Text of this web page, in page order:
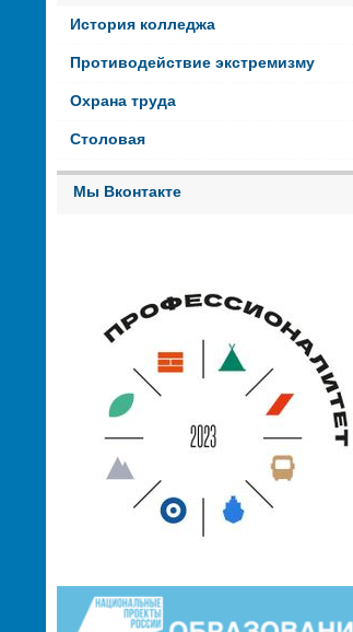
История колледжа
Противодействие экстремизму
Охрана труда
Столовая
Мы Вконтакте